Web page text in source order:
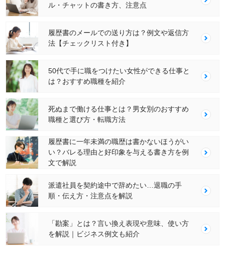
ル・チャットの書き方、注意点
履歴書のメールでの送り方は？例文や返信方
法【チェックリスト付き】
50代で手に職をつけたい女性ができる仕事と
は？おすすめ職種を紹介
死ぬまで働ける仕事とは？男女別のおすすめ
職種と選び方・転職方法
履歴書に一年未満の職歴は書かないほうがい
い？バレる理由と好印象を与える書き方を例
文で解説
派遣社員を契約途中で辞めたい…退職の手
順・伝え方・注意点を解説
「勘案」とは？言い換え表現や意味、使い方
を解説｜ビジネス例文も紹介